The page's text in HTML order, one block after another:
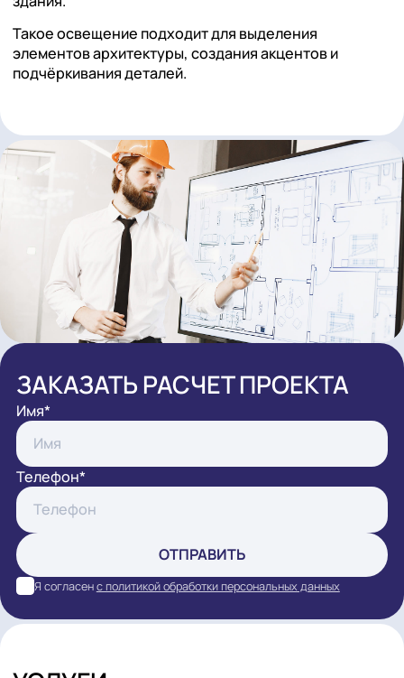
ЛОКАЛЬНОЕ ОСВЕЩЕНИЕ
Это освещение конкретных мест или участков
здания.
Такое освещение подходит для выделения
элементов архитектуры, создания акцентов и
подчёркивания деталей.
ЗАКАЗАТЬ РАСЧЕТ ПРОЕКТА